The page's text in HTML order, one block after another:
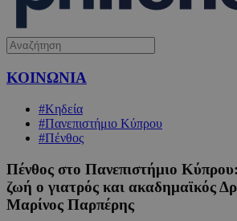
ΚΟΙΝΩΝΙΑ
#Κηδεία
#Πανεπιστήμιο Κύπρου
#Πένθος
Πένθος στο Πανεπιστήμιο
ζωή ο γιατρός και ακαδημαϊκός
Μαρίνος Παρπέρης